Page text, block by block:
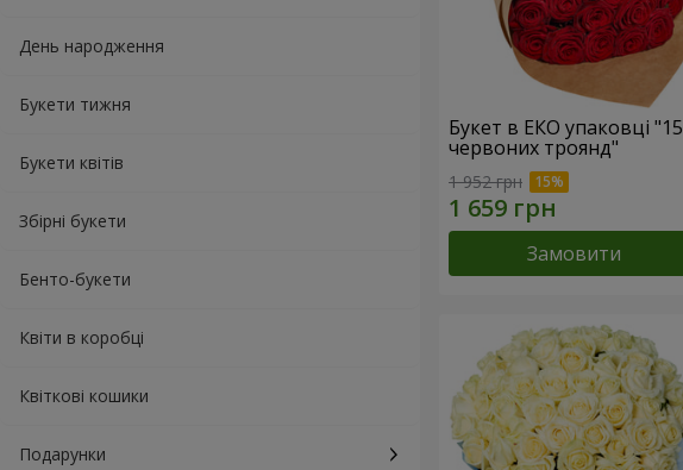
День народження
Букети тижня
Букети квітів
Збірні букети
Бенто-букети
Квіти в коробці
Квіткові кошики
Подарунки
Букет в ЕКО упаковці "15
червоних троянд"
1 952 грн
Замовити